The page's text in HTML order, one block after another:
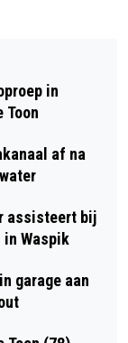
OP
in
af na
assisteert bij
Waspik
garage aan